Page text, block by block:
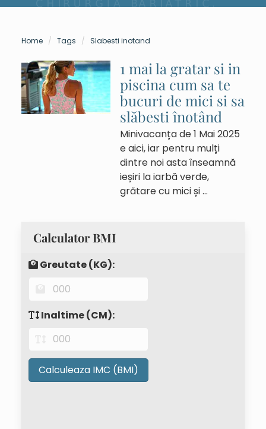
Home Tags Slabesti inotand
1 mai la gratar si in
piscina cum sa te
bucuri de mici si sa
slăbesti înotând
Minivacanța de 1 Mai 2025
e aici, iar pentru mulți
dintre noi asta înseamnă
ieșiri la iarbă verde,
grătare cu mici și …
Calculator BMI
Greutate (KG):
Inaltime (CM):
Calculeaza IMC (BMI)